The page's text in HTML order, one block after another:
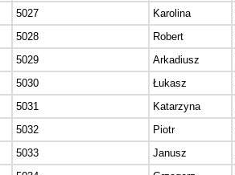
5027 Karolina
5028 Robert
5029 Arkadiusz
5030 Łukasz
5031 Katarzyna
5032 Piotr
5033 Janusz